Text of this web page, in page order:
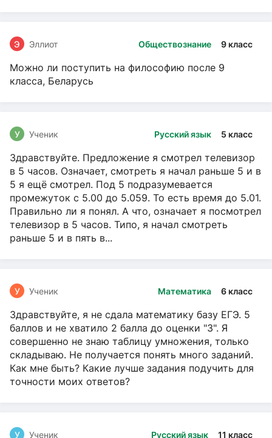
Обществознание 9 класс
Э Эллиот
Можно ли поступить на философию после 9
класса, Беларусь
Русский язык 5 класс
У Ученик
Здравствуйте. Предложение я смотрел телевизор
в 5 часов. Означает, смотреть я начал раньше 5 и в
5 я ещё смотрел. Под 5 подразумевается
промежуток с 5.00 до 5.059. То есть время до 5.01.
Правильно ли я понял. А что, означает я посмотрел
телевизор в 5 часов. Типо, я начал смотреть
раньше 5 и в пять в...
Математика 6 класс
У Ученик
Здравствуйте, я не сдала математику базу ЕГЭ. 5
баллов и не хватило 2 балла до оценки "3". Я
совершенно не знаю таблицу умножения, только
складываю. Не получается понять много заданий.
Как мне быть? Какие лучше задания подучить для
точности моих ответов?
Русский язык 11 класс
У Ученик